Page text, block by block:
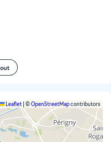
Leaflet ©OpenStreetMapcontributors